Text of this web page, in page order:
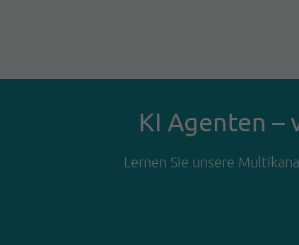
KI Agenten –
Lernen Sie unsere